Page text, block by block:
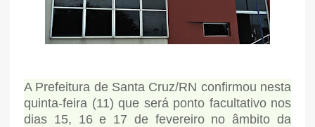
A Prefeitura de Santa Cruz/RN confirmou nesta
quinta-feira (11) que será ponto facultativo nos
dias 15, 16 e 17 de fevereiro no âmbito da